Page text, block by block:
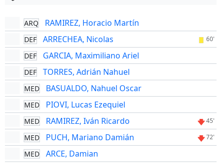
ARQ RAMIREZ, Horacio Martín
DEF ARRECHEA, Nicolas 60'
DEF GARCIA, Maximiliano Ariel
DEF TORRES, Adrián Nahuel
MED BASUALDO, Nahuel Oscar
MED PIOVI, Lucas Ezequiel
MED RAMIREZ, Iván Ricardo 45'
MED PUCH, Mariano Damián 72'
MED ARCE, Damian